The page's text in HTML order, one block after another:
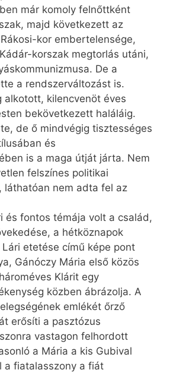
már komoly felnőttként
majd következett az
kor embertelensége,
korszak megtorlás utáni,
De a
a rendszerváltozást is.
alkotott, kilencvenöt éves
bekövetkezett haláláig.
de ő mindvégig tisztességes
és
is a maga útját járta. Nem
felszínes politikai
láthatóan nem adta fel az
és fontos témája volt a család,
a hétköznapok
etetése című képe pont
Gánóczy Mária első közös
Klárit egy
közben ábrázolja. A
emlékét őrző
erősíti a pasztózus
vastagon felhordott
a Mária a kis Gubival
a fiatalasszony a fiát